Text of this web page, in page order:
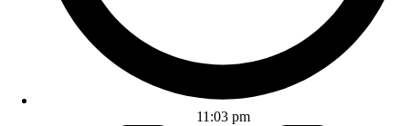
11:03 pm